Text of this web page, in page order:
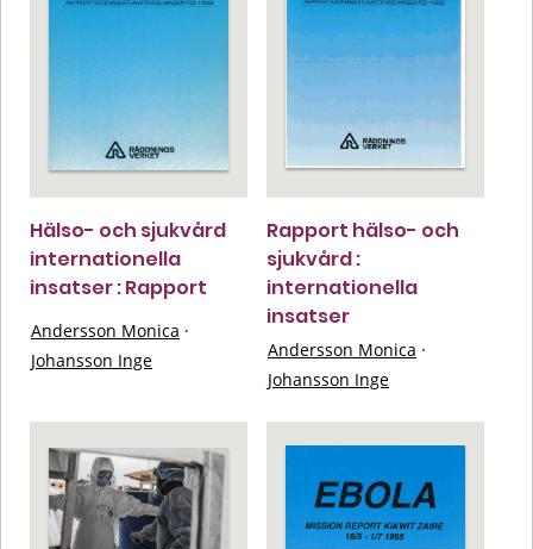
Hälso- och sjukvård
internationella
insatser : Rapport
Andersson Monica ·
Johansson Inge
Rapport hälso- och
sjukvård :
internationella
insatser
Andersson Monica ·
Johansson Inge